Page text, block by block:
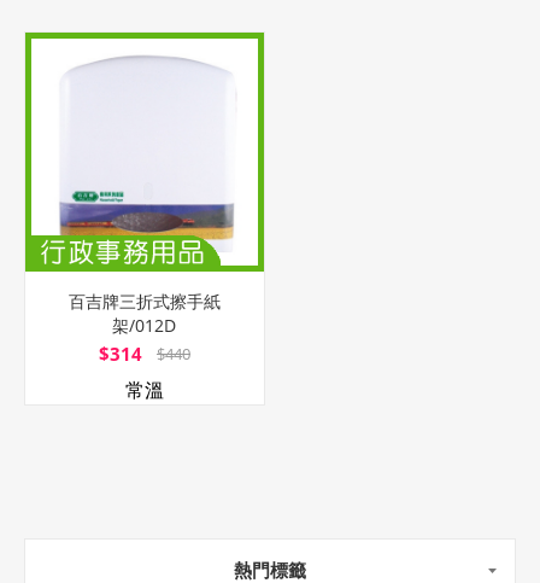
百吉牌三折式擦手紙
架/012D
$314 $440
常溫
熱門標籤